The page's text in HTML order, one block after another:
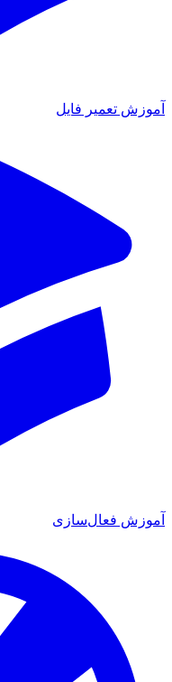
آموزش تعمیر فایل
آموزش فعال‌سازی